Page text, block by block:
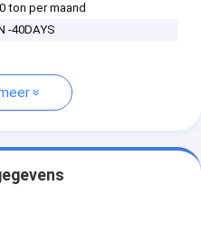
ton per maand
-40DAYS